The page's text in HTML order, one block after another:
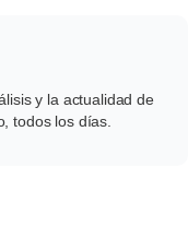
y la actualidad de
todos los días.